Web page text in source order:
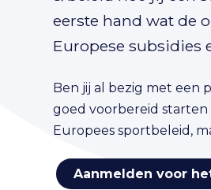
eerste hand wat de
Europese subsidies
Ben jij al bezig met een
goed voorbereid starten
Europees sportbeleid,
Aanmelden voor